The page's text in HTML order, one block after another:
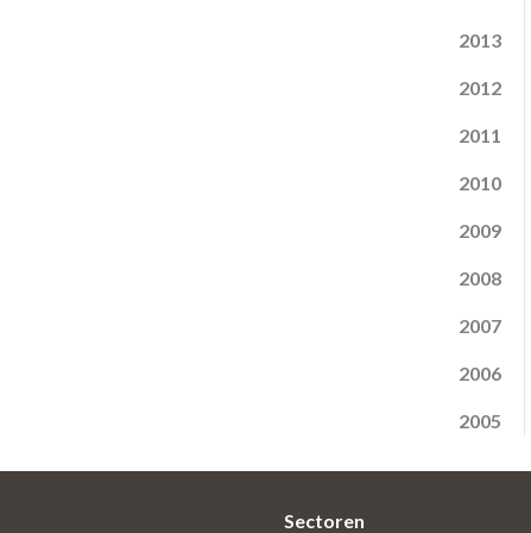
2013
2012
2011
2010
2009
2008
2007
2006
2005
Sectoren